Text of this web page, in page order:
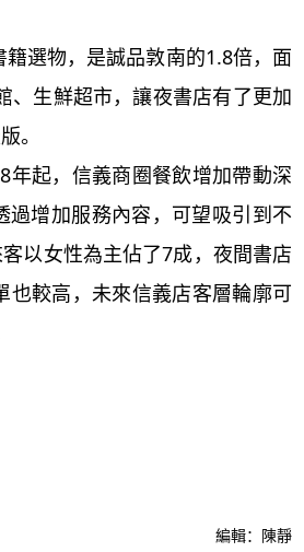
選物，是誠品敦南的1.8倍，面
、生鮮超市，讓夜書店有了更加
。
起，信義商圈餐飲增加帶動深
增加服務內容，可望吸引到不
以女性為主佔了7成，夜間書店
較高，未來信義店客層輪廓可
編輯：陳靜